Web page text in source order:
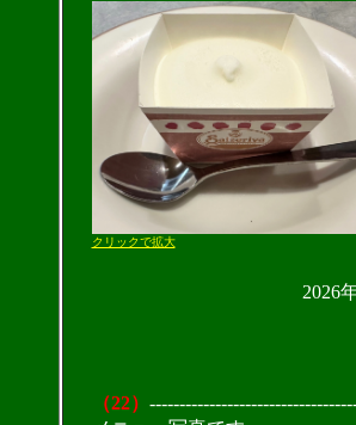
クリックで拡大
2026
（22）